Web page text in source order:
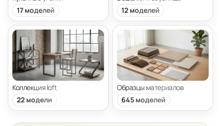
17 моделей
12 моделей
Коллекция loft
22 модели
Образцы материалов
645 моделей